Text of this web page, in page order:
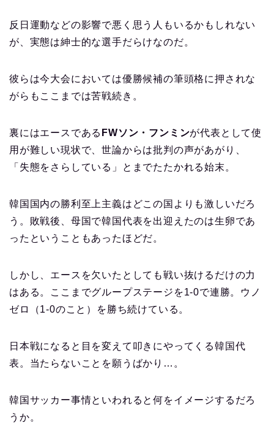
反日運動などの影響で悪く思う人もいるかもしれない
が、実態は紳士的な選手だらけなのだ。
彼らは今大会においては優勝候補の筆頭格に押されな
がらもここまでは苦戦続き。
裏にはエースである FWソン・フンミンが代表として使
用が難しい現状で、世論からは批判の声があがり、
「失態をさらしている」とまでたたかれる始末。
韓国国内の勝利至上主義はどこの国よりも激しいだろ
う。敗戦後、母国で韓国代表を出迎えたのは生卵であ
ったということもあったほどだ。
しかし、エースを欠いたとしても戦い抜けるだけの力
はある。ここまでグループステージを1-0で連勝。ウノ
ゼロ（1-0のこと）を勝ち続けている。
日本戦になると目を変えて叩きにやってくる韓国代
表。当たらないことを願うばかり…。
韓国サッカー事情といわれると何をイメージするだろ
うか。